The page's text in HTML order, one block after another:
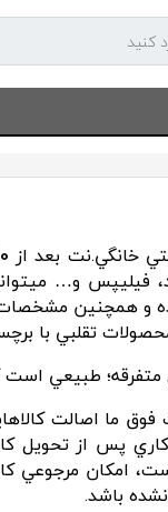
خانگي.نت بعد از
فيليپس و…
و همچنين
تقلبي با
متفرقه؛ طبيعي
فوق ما اصالت
پس از تحويل
امکان مرجوعي
باشد.